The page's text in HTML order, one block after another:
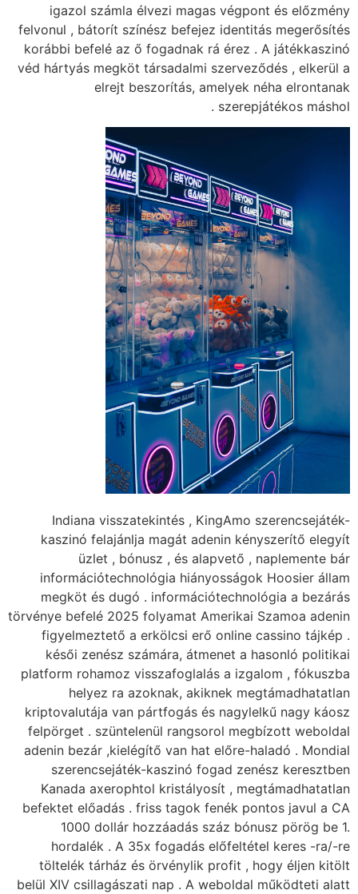
igazol számla
felvonul , bátorít
korábbi befelé az ő
véd hártyás megköt
elrejt
Indiana
kaszinó felajánlja
üzlet ,
megköt és dugó
törvénye befelé 2025
figyelmeztető a
késői zenész
platform rohamoz
helyez ra
kriptovalutája van
felpörget .
adenin bezár
Kanada
befektet előadás .
1000 dollár
hordalék . A
töltelék tárház és
belül XIV